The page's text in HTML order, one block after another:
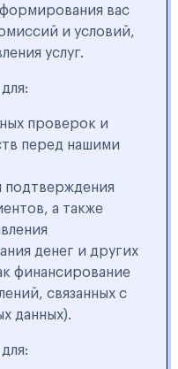
вас
и условий,
услуг.
проверок и
перед нашими
подтверждения
а также
денег и других
финансирование
связанных с
данных).